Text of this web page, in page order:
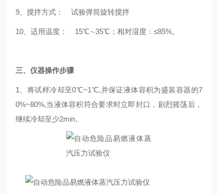
9、搅拌方式： 试验弹筒旋转搅拌
10、适用温度： 15℃∼35℃；相对湿度：≤85%。
三、仪器操作步骤
1、将试样冷却至0℃~1℃,并保证液体容积为盛装容器的7
0%~80%,当液体容积符合要求时立即封口，剧烈摇荡后，
继续冷却至少2min。